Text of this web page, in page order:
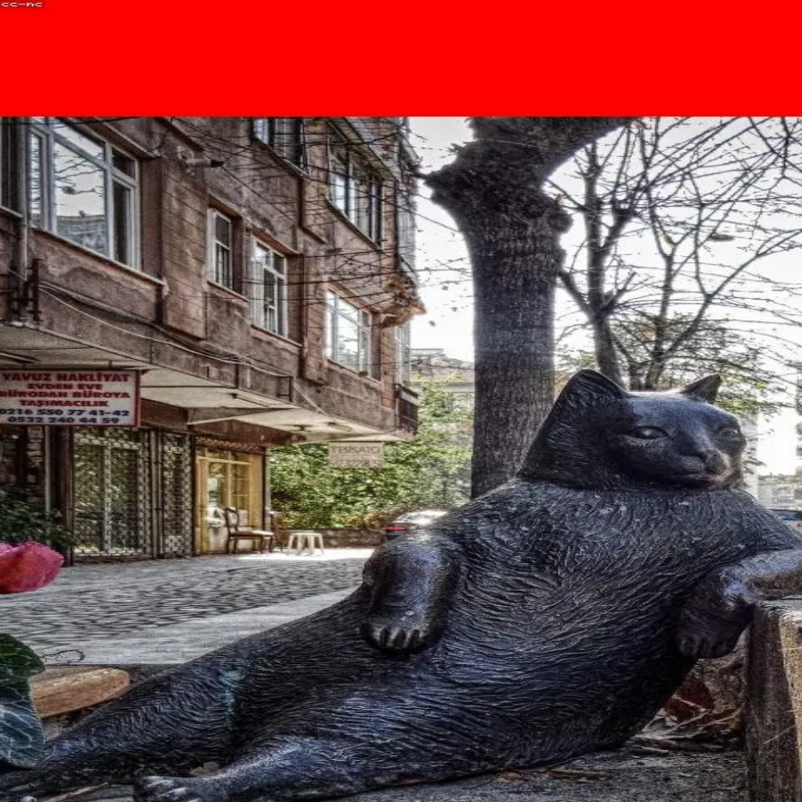
峰糖社交
Discovery
Square Messages Profile
English
首页>广场>丰台海归
丰台 海归
寻找丰台海归？Bee Sugar 是丰台地区最专业的海归交友社区，汇聚海量丰台高端人士，为您提供私密、安全、真实的交友体
丰台精选会员
Amelia